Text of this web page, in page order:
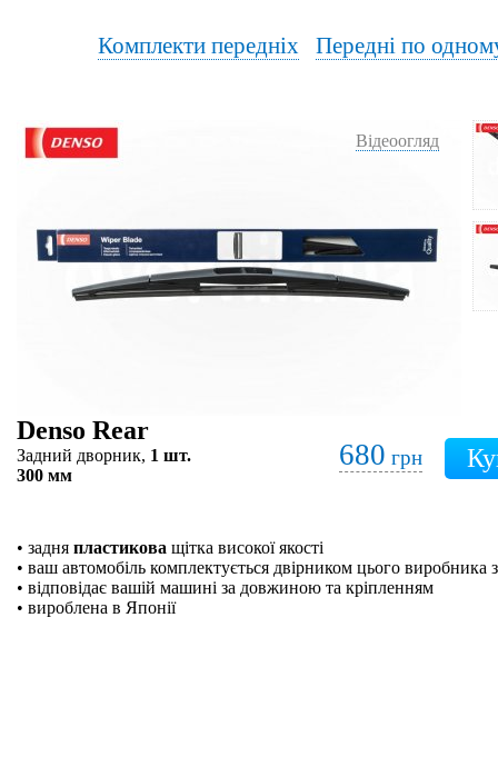
Комплекти передніх Передні по
Відеоогляд
Denso Rear
Задний дворник, 1 шт.
300 мм
680 грн
• задня пластикова щітка високої якості
• ваш автомобіль комплектується двірником цього виробника
• відповідає вашій машині за довжиною та кріпленням
• вироблена в Японії